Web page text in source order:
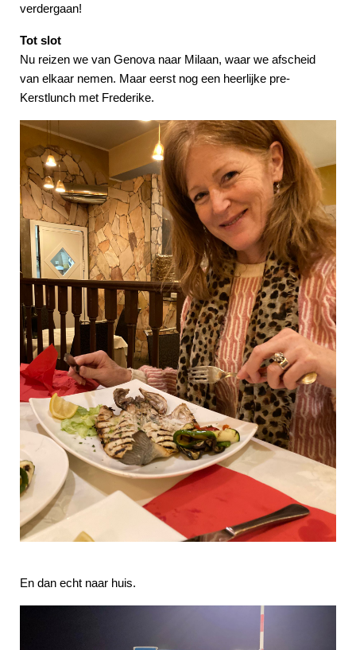
verdergaan!
Tot slot
Nu reizen we van Genova naar Milaan, waar we afscheid
van elkaar nemen. Maar eerst nog een heerlijke pre-
Kerstlunch met Frederike.
En dan echt naar huis.